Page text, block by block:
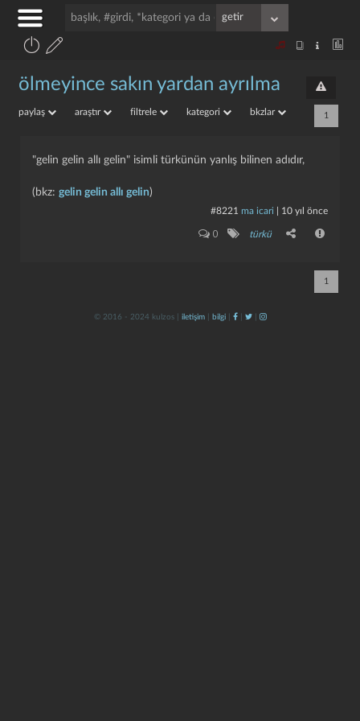
ölmeyince sakın yardan ayrılma
paylaş araştır filtrele kategori bkzlar 1
"gelin gelin allı gelin" isimli türkünün yanlış bilinen adıdır,
(bkz: gelin gelin allı gelin)
#8221 ma icari 10 yıl önce
0 türkü
1
© 2016 - 2024 kulzos | iletişim| bilgi| | |